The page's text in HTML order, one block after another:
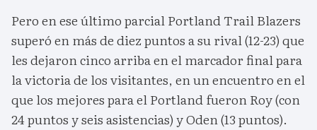
Pero en ese último parcial Portland Trail Blazers
superó en más de diez puntos a su rival (12-23) que
les dejaron cinco arriba en el marcador final para
la victoria de los visitantes, en un encuentro en el
que los mejores para el Portland fueron Roy (con
24 puntos y seis asistencias) y Oden (13 puntos).